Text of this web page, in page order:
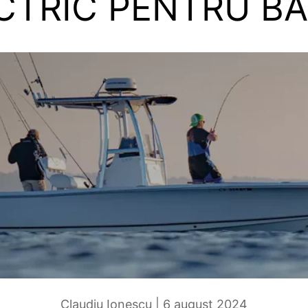
Claudiu Ionescu | 6 august 2024